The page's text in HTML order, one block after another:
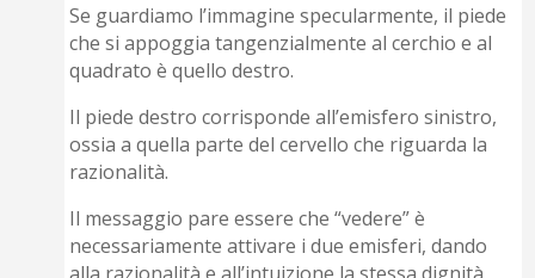
Se guardiamo l’immagine specularmente, il piede
che si appoggia tangenzialmente al cerchio e al
quadrato è quello destro.
Il piede destro corrisponde all’emisfero sinistro,
ossia a quella parte del cervello che riguarda la
razionalità.
Il messaggio pare essere che “vedere” è
necessariamente attivare i due emisferi, dando